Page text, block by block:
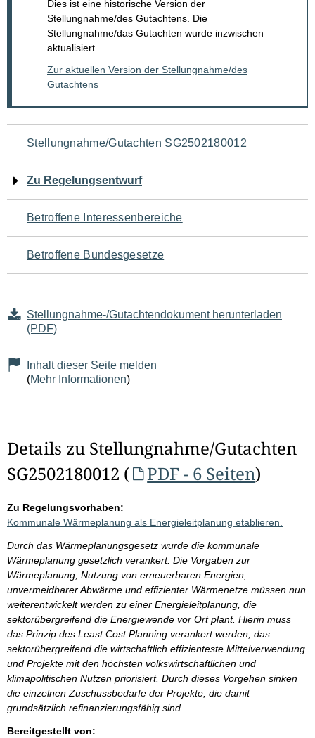
Dies ist eine historische Version der
Stellungnahme/des Gutachtens. Die
Stellungnahme/das Gutachten wurde inzwischen
aktualisiert.
Zur aktuellen Version der Stellungnahme/des
Gutachtens
Navigation
für
den
Seiteninhalt
Stellungnahme/Gutachten SG2502180012
Zu Regelungsentwurf
Betroffene Interessenbereiche
Betroffene Bundesgesetze
Stellungnahme-/Gutachtendokument herunterladen
(PDF)
Inhalt dieser Seite melden
(Mehr Informationen)
Details zu Stellungnahme/Gutachten
SG2502180012 (
PDF - 6 Seiten)
Zu Regelungsvorhaben:
Kommunale Wärmeplanung als Energieleitplanung etablieren.
Durch das Wärmeplanungsgesetz wurde die kommunale
Wärmeplanung gesetzlich verankert. Die Vorgaben zur
Wärmeplanung, Nutzung von erneuerbaren Energien,
unvermeidbarer Abwärme und effizienter Wärmenetze müssen nun
weiterentwickelt werden zu einer Energieleitplanung, die
sektorübergreifend die Energiewende vor Ort plant. Hierin muss
das Prinzip des Least Cost Planning verankert werden, das
sektorübergreifend die wirtschaftlich effizienteste Mittelverwendung
und Projekte mit den höchsten volkswirtschaftlichen und
klimapolitischen Nutzen priorisiert. Durch dieses Vorgehen sinken
die einzelnen Zuschussbedarfe der Projekte, die damit
grundsätzlich refinanzierungsfähig sind.
Bereitgestellt von: